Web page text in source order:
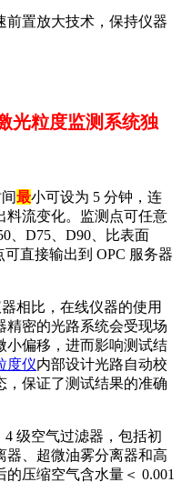
前置放大技术，保持仪器
光粒度监测系统独
最小可设为 5 分钟，连
料流变化。监测点可任意
、D75、D90、比表面
直接输出到 OPC 服务器
相比，在线仪器的使用
精密的光路系统会受现场
小偏移，进而影响测试结
度仪内部设计光路自动校
，保证了测试结果的准确
级空气过滤器，包括初
器、超微油雾分离器和高
压缩空气含水量＜ 0.001